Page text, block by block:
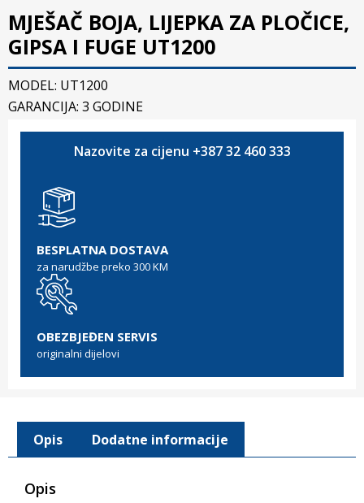
MJEŠAČ BOJA, LIJEPKA ZA PLOČICE,
GIPSA I FUGE UT1200
MODEL: UT1200
GARANCIJA: 3 GODINE
Nazovite za cijenu +387 32 460 333
BESPLATNA DOSTAVA
za narudžbe preko 300 KM
OBEZBJEĐEN SERVIS
originalni dijelovi
Opis Dodatne informacije
Opis